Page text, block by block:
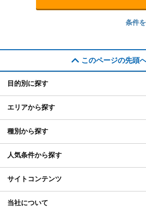
条件
このページの先頭
目的別に探す
エリアから探す
種別から探す
人気条件から探す
サイトコンテンツ
当社について